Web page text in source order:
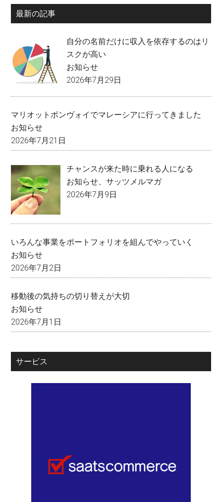
最新の記事
自分の名前だけに収入を依存するのはリ
スクが高い
お知らせ
2026年7月29日
マリオットボンヴォイでマレーシアに行ってきました
お知らせ
2026年7月21日
チャンスが来た時に乗れる人になる
お知らせ、サッツメルマガ
2026年7月9日
いろんな事業をポートフォリオを組んでやっていく
お知らせ
2026年7月2日
移動後の気持ちの切り替えが大切
お知らせ
2026年7月1日
サービス